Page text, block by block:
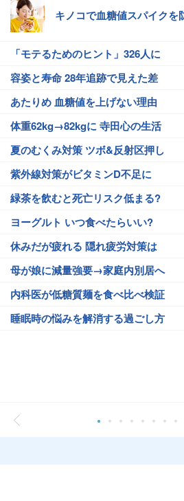
キノコで血糖値スパイクを
「モテるためのヒント」326人に
容姿と寿命 28年追跡で見えた差
あたりめ 血糖値を上げない理由
体重62kg→82kgに 寺田心の生活
夏のむくみ対策 ツボ&反射区押し
紫外線対策がビタミンD不足に
緑茶を飲むと死亡リスク低まる?
ヨーグルト いつ食べたらいい?
休みだが疲れる 隠れ疲労対策は
母が娘に減量強要→家庭内別居へ
内科医が低糖質麺を食べ比べ検証
睡眠時の悩みを解消する過ごし方